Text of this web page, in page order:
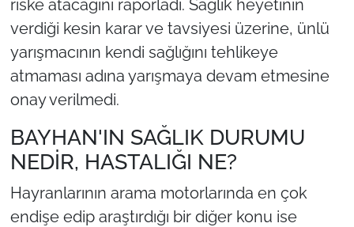
riske atacağını raporladı. Sağlık heyetinin
verdiği kesin karar ve tavsiyesi üzerine, ünlü
yarışmacının kendi sağlığını tehlikeye
atmaması adına yarışmaya devam etmesine
onay verilmedi.
BAYHAN'IN SAĞLIK DURUMU
NEDİR, HASTALIĞI NE?
Hayranlarının arama motorlarında en çok
endişe edip araştırdığı bir diğer konu ise